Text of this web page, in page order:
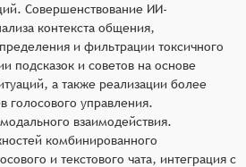
Совершенствование ИИ-
контекста общения,
и фильтрации токсичного
подсказок и советов на основе
а также реализации более
голосового управления.
взаимодействия.
комбинированного
и текстового чата, интеграция с